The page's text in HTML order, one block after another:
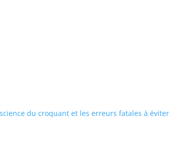
du croquant et les erreurs fatales à éviter